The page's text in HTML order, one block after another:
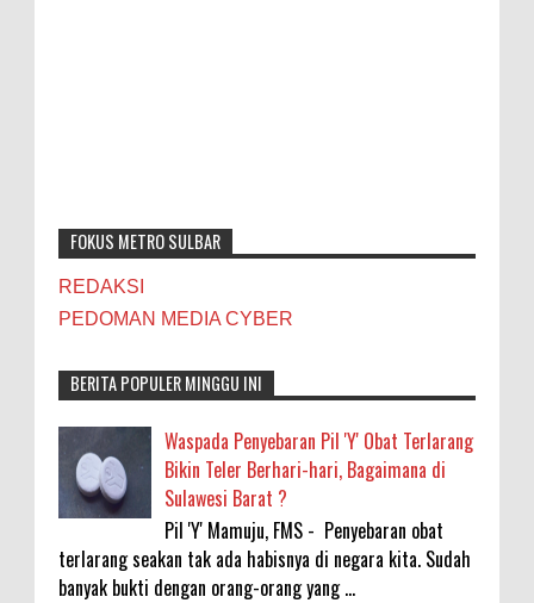
FOKUS METRO SULBAR
REDAKSI
PEDOMAN MEDIA CYBER
BERITA POPULER MINGGU INI
Waspada Penyebaran Pil 'Y' Obat Terlarang
Bikin Teler Berhari-hari, Bagaimana di
Sulawesi Barat ?
Pil 'Y' Mamuju, FMS - Penyebaran obat
terlarang seakan tak ada habisnya di negara kita. Sudah
banyak bukti dengan orang-orang yang ...